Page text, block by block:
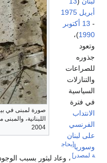
صورة لمبنى في
اللبنانية،
2004
أبريل 1975
- 13 أكتوبر
1990)،
وتعود
جذوره
للصراعات
والتنازلات
السياسية
في فترة
الانتداب
الفرنسي
على لبنان
وسوريا[بحاج
ة لمصدر] ، وعاد ليثور بسبب